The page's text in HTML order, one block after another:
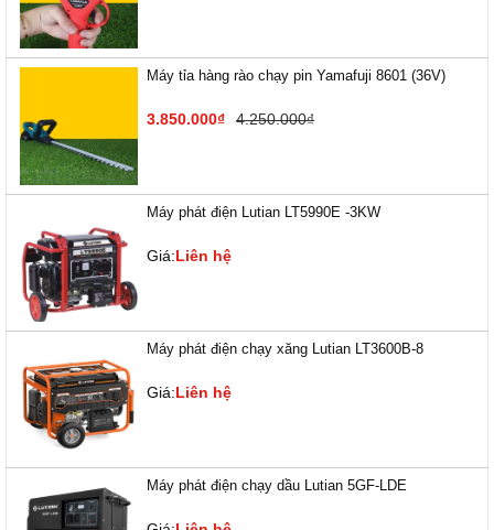
Máy tỉa hàng rào chạy pin Yamafuji 8601 (36V)
3.850.000₫ 4.250.000₫
Máy phát điện Lutian LT5990E -3KW
Giá:Liên hệ
Máy phát điện chạy xăng Lutian LT3600B-8
Giá:Liên hệ
Máy phát điện chạy dầu Lutian 5GF-LDE